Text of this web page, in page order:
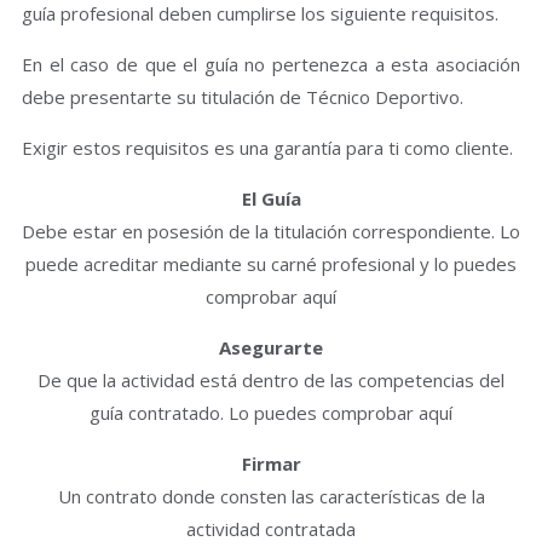
guía profesional deben cumplirse los siguiente requisitos.
En el caso de que el guía no pertenezca a esta asociación
debe presentarte su titulación de Técnico Deportivo.
Exigir estos requisitos es una garantía para ti como cliente.
El Guía
Debe estar en posesión de la titulación correspondiente. Lo
puede acreditar mediante su carné profesional y lo puedes
comprobar aquí
Asegurarte
De que la actividad está dentro de las competencias del
guía contratado. Lo puedes comprobar aquí
Firmar
Un contrato donde consten las características de la
actividad contratada